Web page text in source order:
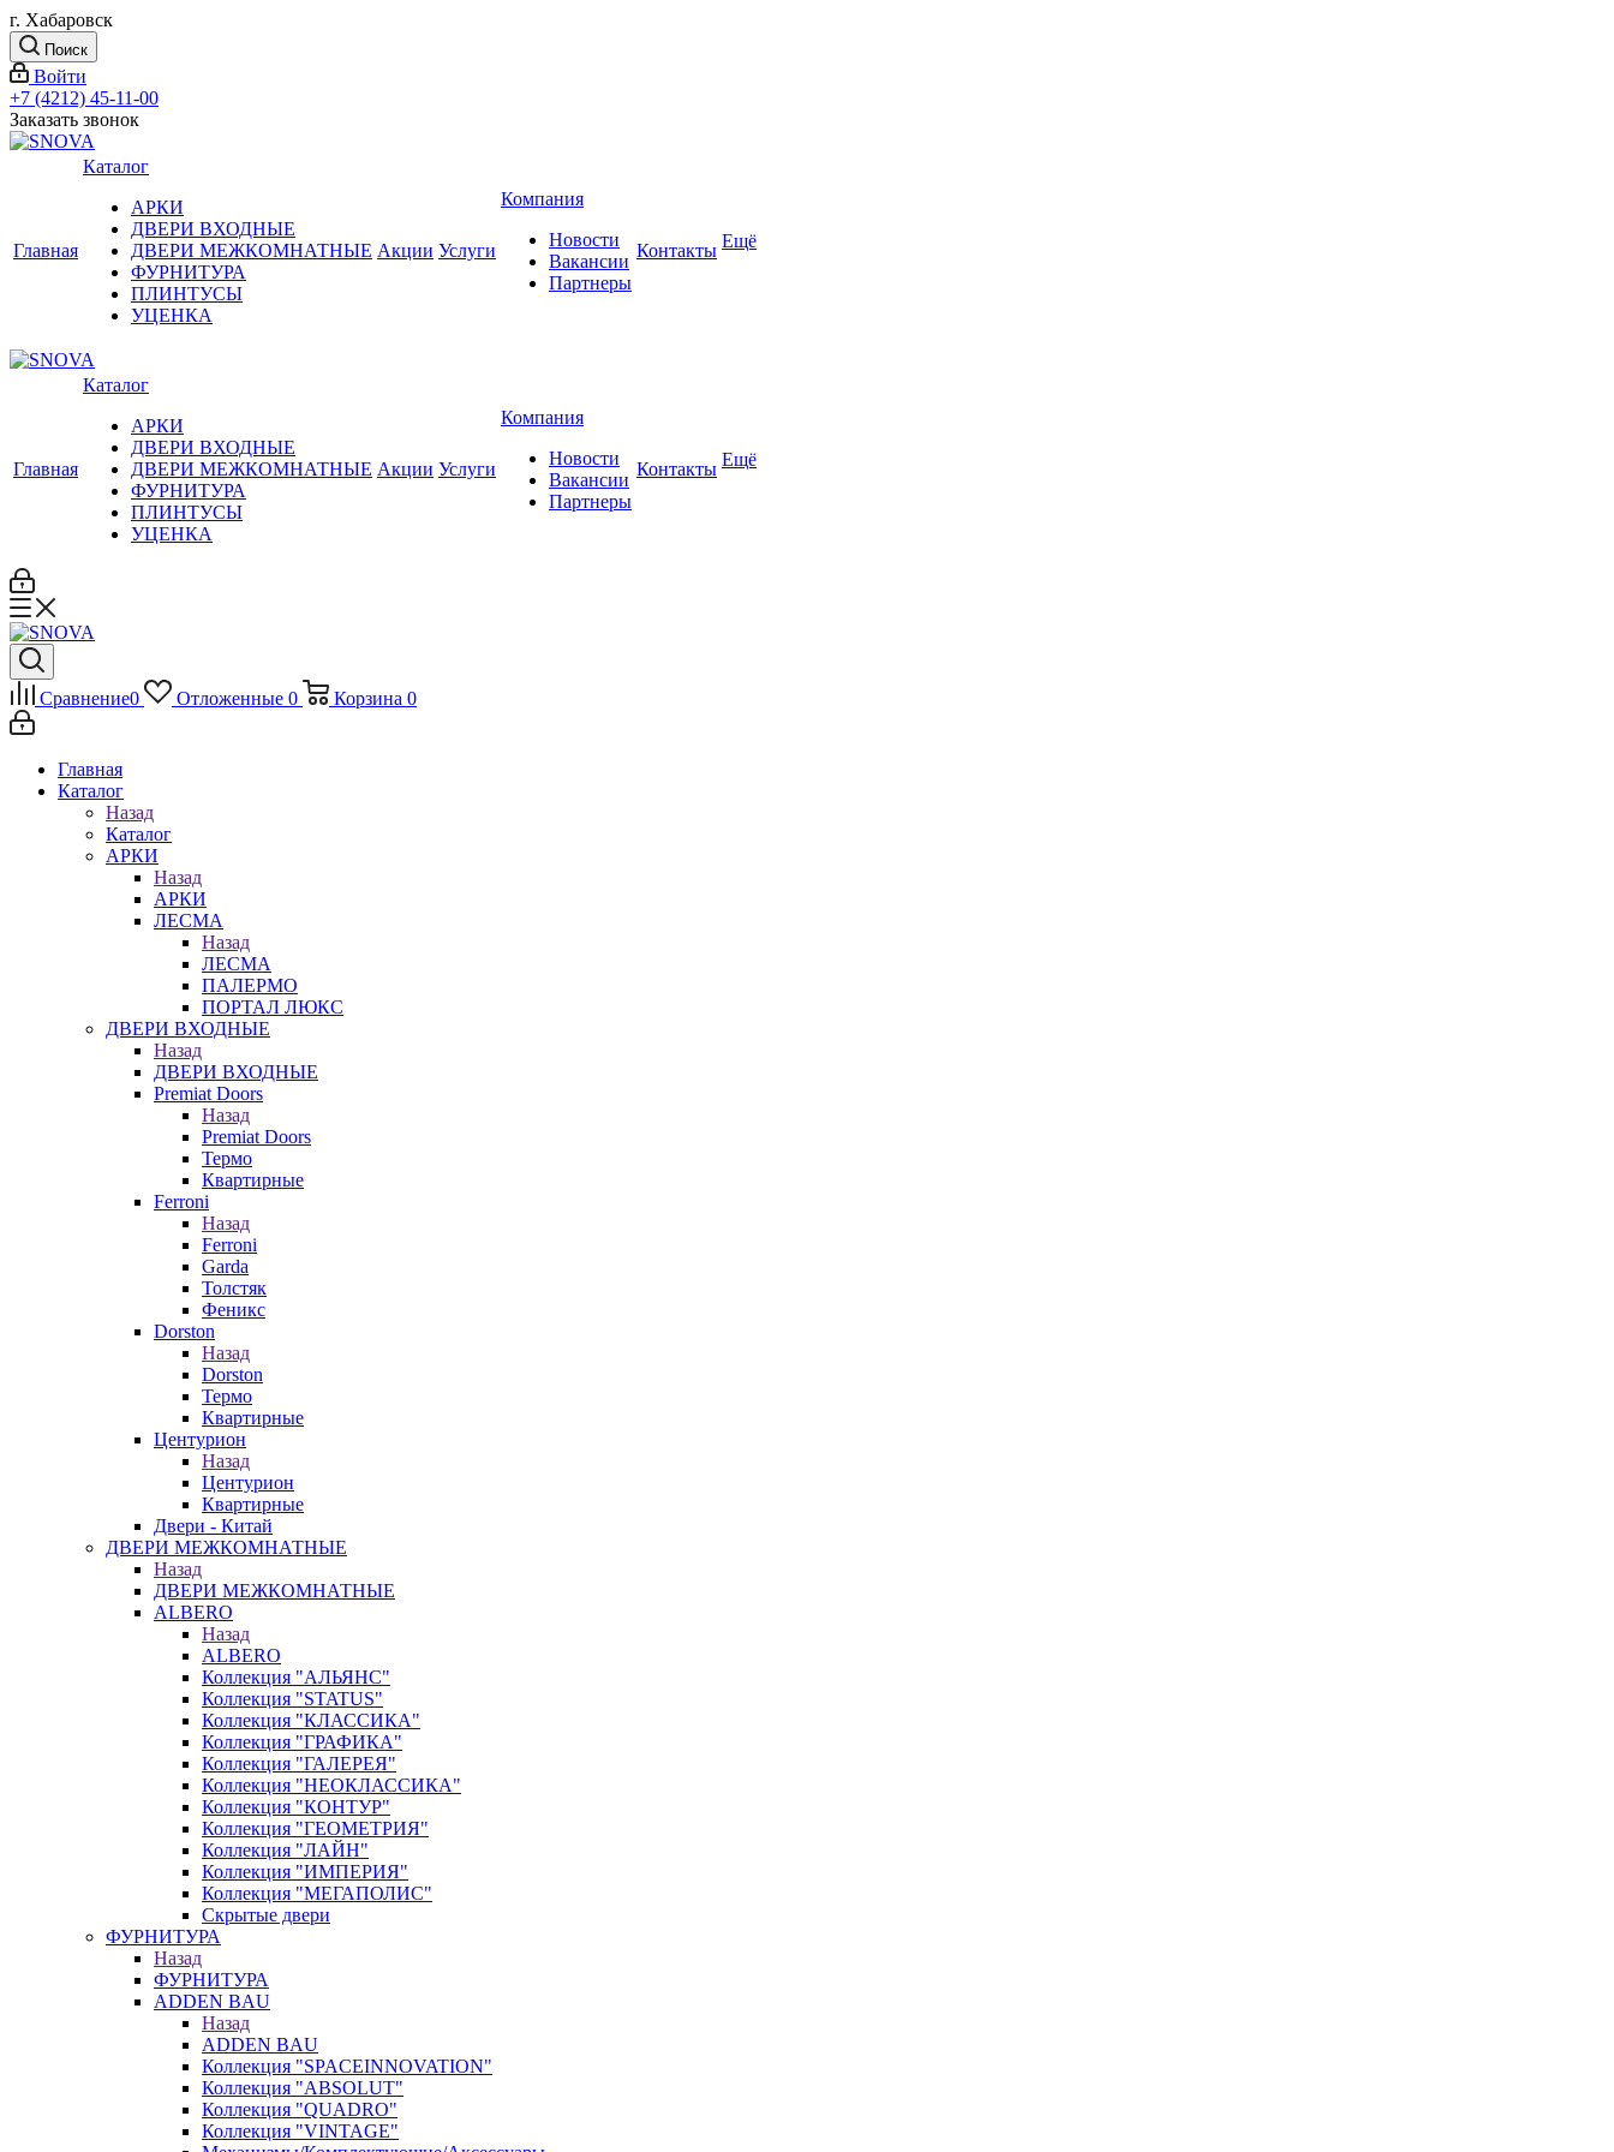
г. Хабаровск
Поиск
Войти
+7 (4212) 45-11-00
Заказать звонок
Главная
Каталог
АРКИ
ДВЕРИ ВХОДНЫЕ
ДВЕРИ МЕЖКОМНАТНЫЕ
ФУРНИТУРА
ПЛИНТУСЫ
УЦЕНКА
Акции Услуги
Компания
Новости
Вакансии
Партнеры
Контакты Ещё
Главная
Каталог
АРКИ
ДВЕРИ ВХОДНЫЕ
ДВЕРИ МЕЖКОМНАТНЫЕ
ФУРНИТУРА
ПЛИНТУСЫ
УЦЕНКА
Акции Услуги
Компания
Новости
Вакансии
Партнеры
Контакты Ещё
Сравнение0 Отложенные 0 Корзина 0
Главная
Каталог
Назад
Каталог
АРКИ
Назад
АРКИ
ЛЕСМА
Назад
ЛЕСМА
ПАЛЕРМО
ПОРТАЛ ЛЮКС
ДВЕРИ ВХОДНЫЕ
Назад
ДВЕРИ ВХОДНЫЕ
Premiat Doors
Назад
Premiat Doors
Термо
Квартирные
Ferroni
Назад
Ferroni
Garda
Толстяк
Феникс
Dorston
Назад
Dorston
Термо
Квартирные
Центурион
Назад
Центурион
Квартирные
Двери - Китай
ДВЕРИ МЕЖКОМНАТНЫЕ
Назад
ДВЕРИ МЕЖКОМНАТНЫЕ
ALBERO
Назад
ALBERO
Коллекция "АЛЬЯНС"
Коллекция "STATUS"
Коллекция "КЛАССИКА"
Коллекция "ГРАФИКА"
Коллекция "ГАЛЕРЕЯ"
Коллекция "НЕОКЛАССИКА"
Коллекция "КОНТУР"
Коллекция "ГЕОМЕТРИЯ"
Коллекция "ЛАЙН"
Коллекция "ИМПЕРИЯ"
Коллекция "МЕГАПОЛИС"
Скрытые двери
ФУРНИТУРА
Назад
ФУРНИТУРА
ADDEN BAU
Назад
ADDEN BAU
Коллекция "SPACEINNOVATION"
Коллекция "ABSOLUT"
Коллекция "QUADRO"
Коллекция "VINTAGE"